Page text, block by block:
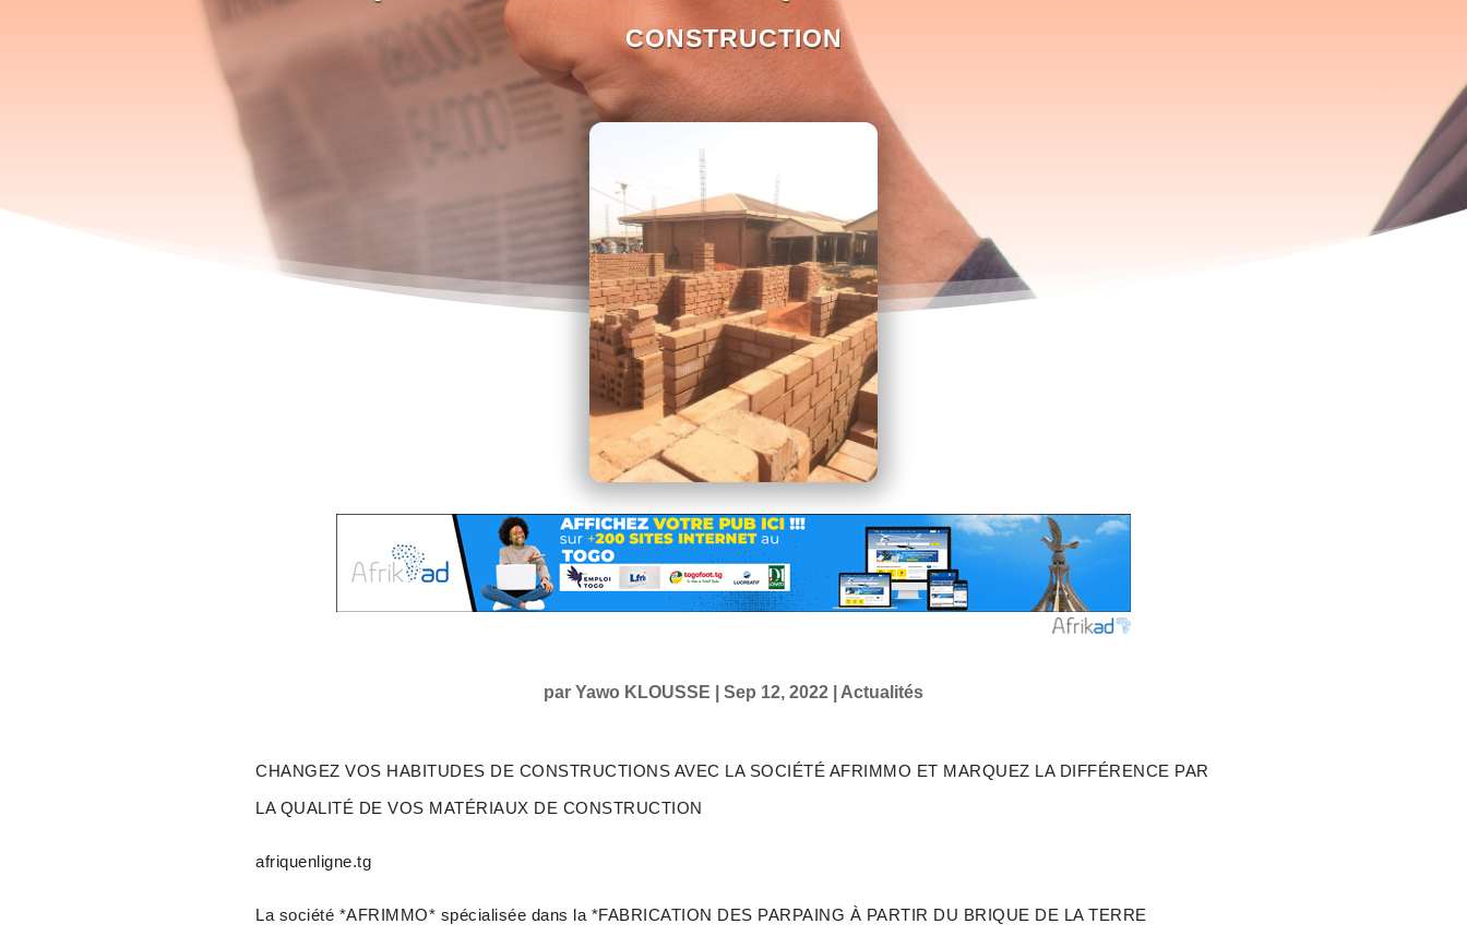
CONSTRUCTION
par Yawo KLOUSSE Sep 12, 2022 Actualités
CHANGEZ VOS HABITUDES DE CONSTRUCTIONS AVEC LA SOCIÉTÉ AFRIMMO ET MARQUEZ LA DIFFÉRENCE PAR
LA QUALITÉ DE VOS MATÉRIAUX DE CONSTRUCTION
afriquenligne.tg
La société *AFRIMMO* spécialisée dans la *FABRICATION DES PARPAING À PARTIR DU BRIQUE DE LA TERRE